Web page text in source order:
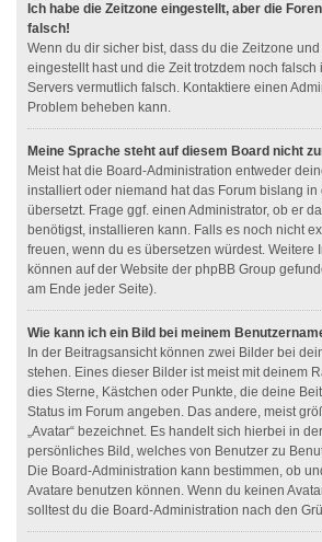
Ich habe die Zeitzone eingestellt, aber die
falsch!
Wenn du dir sicher bist, dass du die Zeitzone
eingestellt hast und die Zeit trotzdem noch falsch
Servers vermutlich falsch. Kontaktiere einen
Problem beheben kann.
Meine Sprache steht auf diesem Board nicht
Meist hat die Board-Administration entweder
installiert oder niemand hat das Forum bislang in
übersetzt. Frage ggf. einen Administrator, ob er
benötigst, installieren kann. Falls es noch nicht
freuen, wenn du es übersetzen würdest. Weitere
können auf der Website der phpBB Group
am Ende jeder Seite).
Wie kann ich ein Bild bei meinem
In der Beitragsansicht können zwei Bilder bei
stehen. Eines dieser Bilder ist meist mit deinem
dies Sterne, Kästchen oder Punkte, die deine
Status im Forum angeben. Das andere, meist
„Avatar“ bezeichnet. Es handelt sich hierbei in
persönliches Bild, welches von Benutzer zu
Die Board-Administration kann bestimmen, ob
Avatare benutzen können. Wenn du keinen
solltest du die Board-Administration nach den